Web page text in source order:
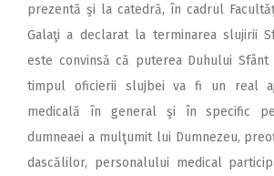
prezentă şi la catedră, în cadrul
Galaţi a declarat la terminarea slujirii
este convinsă că puterea Duhului
timpul oficierii slujbei va fi un real
medicală în general şi în specific
dumneaei a mulţumit lui Dumnezeu,
dascălilor, personalului medical